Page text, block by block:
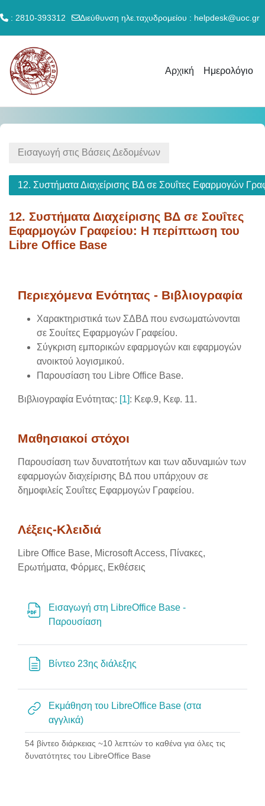
: 2810-393312 Διεύθυνση ηλε.ταχυδρομείου : helpdesk@uoc.gr
Αρχική Ημερολόγιο
Εισαγωγή στις Βάσεις Δεδομένων
12. Συστήματα Διαχείρισης ΒΔ σε Σουΐτες Εφαρμογών
12. Συστήματα Διαχείρισης ΒΔ σε Σουΐτες
Εφαρμογών Γραφείου: Η περίπτωση του
Libre Office Base
Περιεχόμενα Ενότητας - Βιβλιογραφία
Χαρακτηριστικά των ΣΔΒΔ που ενσωματώνονται
σε Σουίτες Εφαρμογών Γραφείου.
Σύγκριση εμπορικών εφαρμογών και εφαρμογών
ανοικτού λογισμικού.
Παρουσίαση του Libre Office Base.
Βιβλιογραφία Ενότητας: [1]: Κεφ.9, Κεφ. 11.
Μαθησιακοί στόχοι
Παρουσίαση των δυνατοτήτων και των αδυναμιών των
εφαρμογών διαχείρισης ΒΔ που υπάρχουν σε
δημοφιλείς Σουΐτες Εφαρμογών Γραφείου.
Λέξεις-Κλειδιά
Libre Office Base, Microsoft Access, Πίνακες,
Ερωτήματα, Φόρμες, Εκθέσεις
Εισαγωγή στη LibreOffice Base -
Παρουσίαση
Βίντεο 23ης διάλεξης
Εκμάθηση του LibreOffice Base (στα
αγγλικά)Διεύθυνση URL
54 βίντεο διάρκειας ~10 λεπτών το καθένα για όλες τις
δυνατότητες του LibreOffice Base